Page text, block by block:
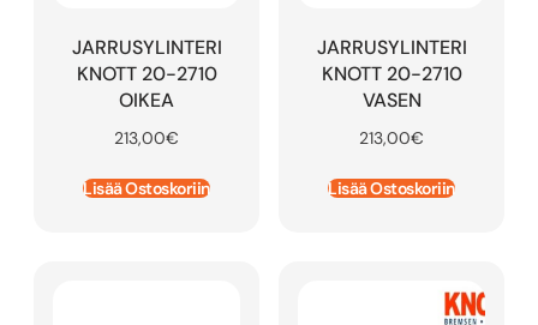
JARRUSYLINTERI
KNOTT 20-2710
OIKEA
213,00€
Lisää Ostoskoriin
JARRUSYLINTERI
KNOTT 20-2710
VASEN
213,00€
Lisää Ostoskoriin